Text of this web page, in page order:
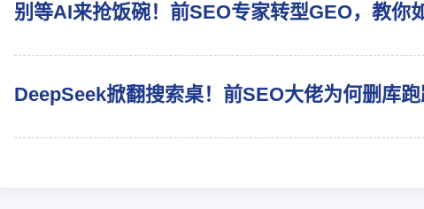
别等AI来抢饭碗！前SEO专家转型GEO，教你
DeepSeek掀翻搜索桌！前SEO大佬为何删库跑